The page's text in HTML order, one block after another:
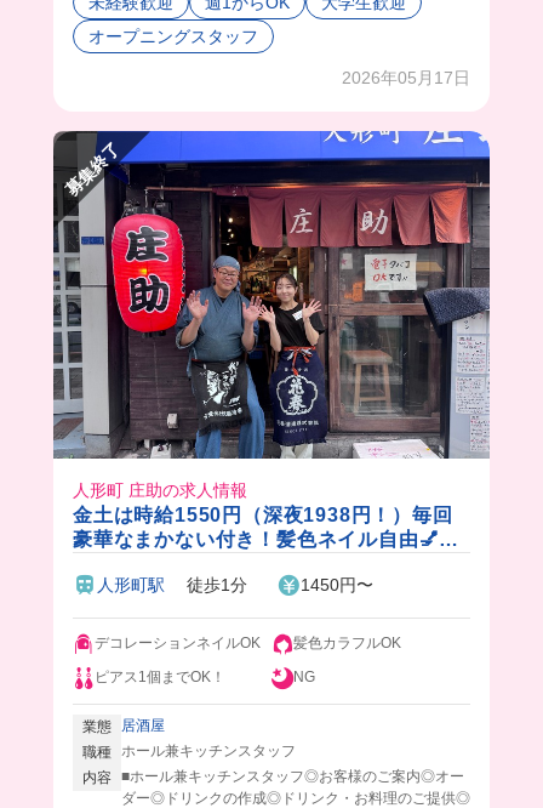
から、今入れば同期がたくさんだ😳
時給1,500円なうえに、まかないは豪華な海鮮丼
一緒に働く人たちはとにかく優しい人ばかりだっ
オープニングスタッフ
2026年05月17日
募集終了
人形町 庄助の求人情報
金土は時給1550円（深夜1938円！）毎回
豪華なまかない付き！髪色ネイル自由💅孤
す♪人形町駅 徒歩1分 1450円〜
デコレーションネイルOK
髪色カラフルOK
ピアス1個までOK！
NG
業態
居酒屋
職種 ホール兼キッチンスタッフ
内容 ■ホール兼キッチンスタッフ◎お客様のご案内◎オー
ダー◎ドリンクの作成◎ドリンク・お料理のご提供◎